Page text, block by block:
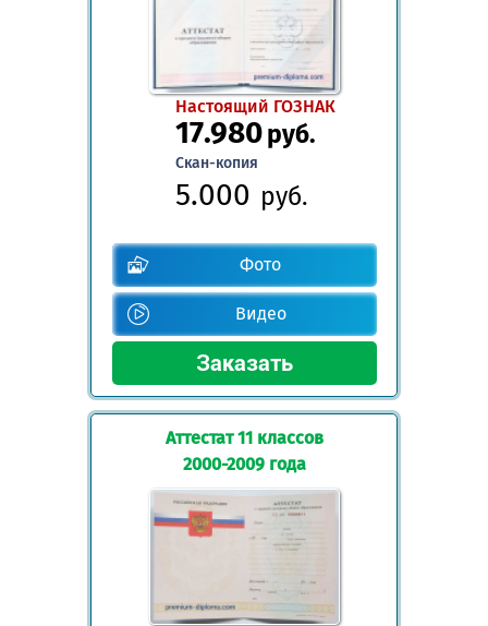
Настоящий ГОЗНАК
17.980руб.
Скан-копия
5.000 руб.
Фото
Видео
Аттестат 11 классов
2000-2009 года